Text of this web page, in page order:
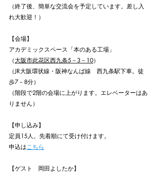
（終了後、簡単な交流会を予定しています。差し入
れ大歓迎！）
【会場】
アカデミックスペース「本のある工場」
（大阪市此花区西九条5－3－10）
（JR大阪環状線・阪神なんば線　西九条駅下車。徒
歩7－8分）
（階段で2階の会場に上がります。エレベーターはあ
りません）
【申し込み】
定員15人。 先着順にて受け付けます。
申込はこちら
【ゲスト　岡田よしたか】